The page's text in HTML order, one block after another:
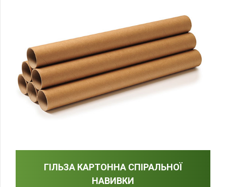
ГІЛЬЗА КАРТОННА СПІРАЛЬНОЇ
НАВИВКИ